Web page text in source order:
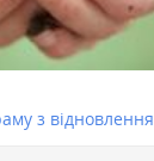
з відновлення